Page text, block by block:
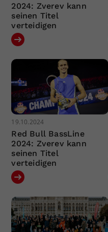
2024: Zverev kann
seinen Titel
verteidigen
19.10.2024
Red Bull BassLine
2024: Zverev kann
seinen Titel
verteidigen